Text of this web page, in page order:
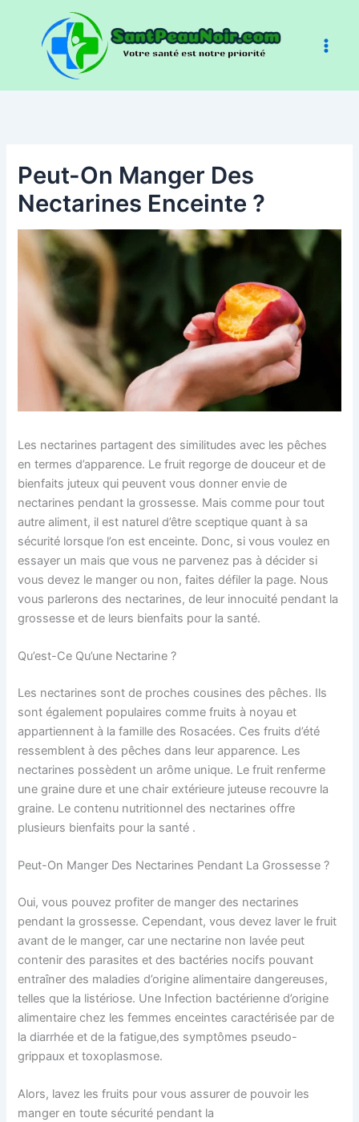
contenu
Peut-On Manger Des
Nectarines Enceinte ?
Les nectarines partagent des similitudes avec les pêches
en termes d’apparence. Le fruit regorge de douceur et de
bienfaits juteux qui peuvent vous donner envie de
nectarines pendant la grossesse. Mais comme pour tout
autre aliment, il est naturel d’être sceptique quant à sa
sécurité lorsque l’on est enceinte. Donc, si vous voulez en
essayer un mais que vous ne parvenez pas à décider si
vous devez le manger ou non, faites défiler la page. Nous
vous parlerons des nectarines, de leur innocuité pendant la
grossesse et de leurs bienfaits pour la santé.
Qu’est-Ce Qu’une Nectarine ?
Les nectarines sont de proches cousines des pêches. Ils
sont également populaires comme fruits à noyau et
appartiennent à la famille des Rosacées. Ces fruits d’été
ressemblent à des pêches dans leur apparence. Les
nectarines possèdent un arôme unique. Le fruit renferme
une graine dure et une chair extérieure juteuse recouvre la
graine. Le contenu nutritionnel des nectarines offre
plusieurs bienfaits pour la santé .
Peut-On Manger Des Nectarines Pendant La Grossesse ?
Oui, vous pouvez profiter de manger des nectarines
pendant la grossesse. Cependant, vous devez laver le fruit
avant de le manger, car une nectarine non lavée peut
contenir des parasites et des bactéries nocifs pouvant
entraîner des maladies d’origine alimentaire dangereuses,
telles que la listériose. Une Infection bactérienne d’origine
alimentaire chez les femmes enceintes caractérisée par de
la diarrhée et de la fatigue,des symptômes pseudo-
grippaux et toxoplasmose.
Alors, lavez les fruits pour vous assurer de pouvoir les
manger en toute sécurité pendant la